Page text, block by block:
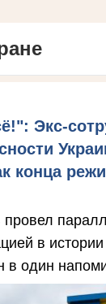
Экс-
конца
в
в один